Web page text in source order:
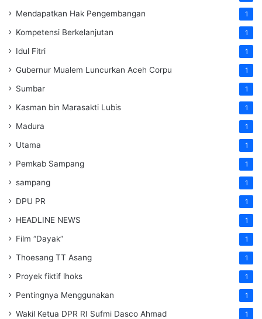
Mendapatkan Hak Pengembangan 1
Kompetensi Berkelanjutan 1
Idul Fitri 1
Gubernur Mualem Luncurkan Aceh Corpu 1
Sumbar 1
Kasman bin Marasakti Lubis 1
Madura 1
Utama 1
Pemkab Sampang 1
sampang 1
DPU PR 1
HEADLINE NEWS 1
Film “Dayak” 1
Thoesang TT Asang 1
Proyek fiktif lhoks 1
Pentingnya Menggunakan 1
Wakil Ketua DPR RI Sufmi Dasco Ahmad 1